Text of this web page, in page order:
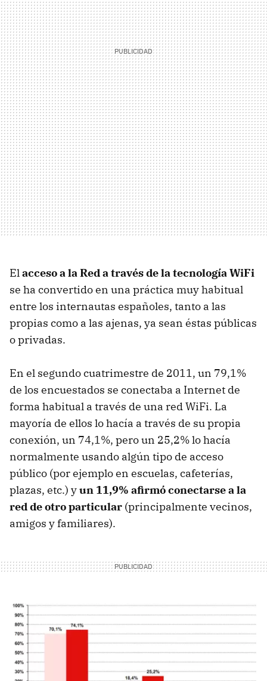
Elacceso a la Red a través de la tecnología WiFi
se ha convertido en una práctica muy habitual
entre los internautas españoles, tanto a las
propias como a las ajenas, ya sean éstas públicas
o privadas.
En el segundo cuatrimestre de 2011, un 79,1%
de los encuestados se conectaba a Internet de
forma habitual a través de una red WiFi. La
mayoría de ellos lo hacía a través de su propia
conexión, un 74,1%, pero un 25,2% lo hacía
normalmente usando algún tipo de acceso
público (por ejemplo en escuelas, cafeterías,
plazas, etc.) yun 11,9% afirmó conectarse a la
red de otro particular (principalmente vecinos,
amigos y familiares).